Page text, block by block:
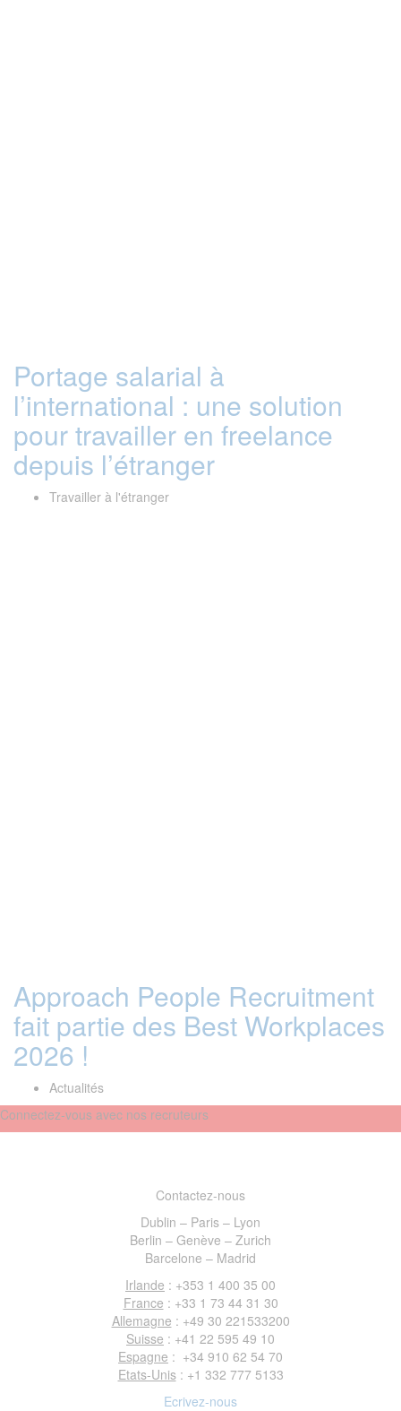
Portage salarial à
l’international : une solution
pour travailler en freelance
depuis l’étranger
Travailler à l'étranger
Approach People Recruitment
fait partie des Best Workplaces
2026 !
Actualités
Connectez-vous avec nos recruteurs
Contactez-nous
Dublin – Paris – Lyon
Berlin – Genève – Zurich
Barcelone – Madrid
Irlande : +353 1 400 35 00
France : +33 1 73 44 31 30
Allemagne : +49 30 221533200
Suisse : +41 22 595 49 10
Espagne : +34 910 62 54 70
Etats-Unis: +1 332 777 5133
Ecrivez-nous